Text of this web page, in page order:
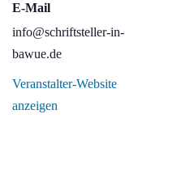
E-Mail
info@schriftsteller-in-
bawue.de
Veranstalter-Website
anzeigen